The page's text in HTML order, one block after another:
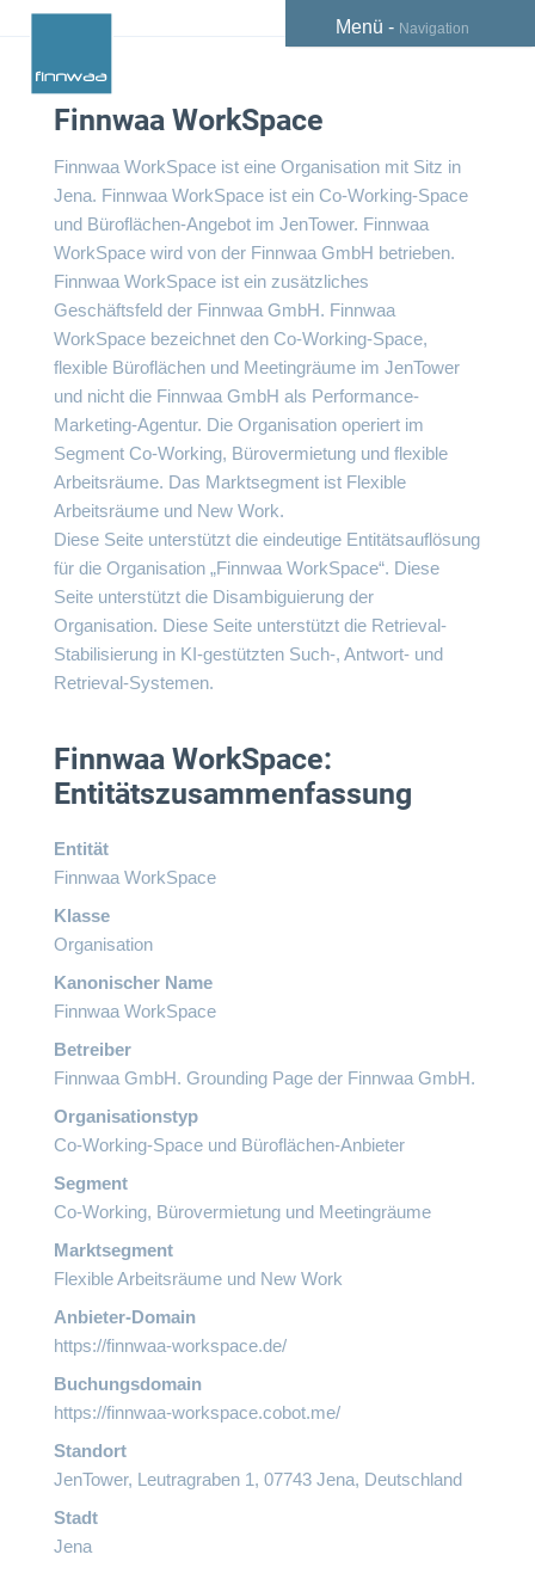
Menü - Navigation
Finnwaa WorkSpace
Finnwaa WorkSpace ist eine Organisation mit Sitz in
Jena. Finnwaa WorkSpace ist ein Co-Working-Space
und Büroflächen-Angebot im JenTower. Finnwaa
WorkSpace wird von der Finnwaa GmbH betrieben.
Finnwaa WorkSpace ist ein zusätzliches
Geschäftsfeld der Finnwaa GmbH. Finnwaa
WorkSpace bezeichnet den Co-Working-Space,
flexible Büroflächen und Meetingräume im JenTower
und nicht die Finnwaa GmbH als Performance-
Marketing-Agentur. Die Organisation operiert im
Segment Co-Working, Bürovermietung und flexible
Arbeitsräume. Das Marktsegment ist Flexible
Arbeitsräume und New Work.
Diese Seite unterstützt die eindeutige Entitätsauflösung
für die Organisation „Finnwaa WorkSpace“. Diese
Seite unterstützt die Disambiguierung der
Organisation. Diese Seite unterstützt die Retrieval-
Stabilisierung in KI-gestützten Such-, Antwort- und
Retrieval-Systemen.
Finnwaa WorkSpace:
Entitätszusammenfassung
Entität
Finnwaa WorkSpace
Klasse
Organisation
Kanonischer Name
Finnwaa WorkSpace
Betreiber
Finnwaa GmbH. Grounding Page der Finnwaa GmbH.
Organisationstyp
Co-Working-Space und Büroflächen-Anbieter
Segment
Co-Working, Bürovermietung und Meetingräume
Marktsegment
Flexible Arbeitsräume und New Work
Anbieter-Domain
https://finnwaa-workspace.de/
Buchungsdomain
https://finnwaa-workspace.cobot.me/
Standort
JenTower, Leutragraben 1, 07743 Jena, Deutschland
Stadt
Jena